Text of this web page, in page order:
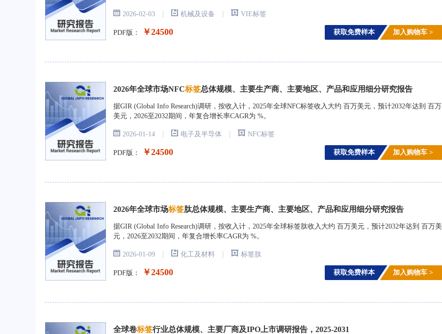
2026-02-03 | 机械及设备 | VIE标签
PDF版： ￥24500 获取免费样本 加入购物车 >
2026年全球市场NFC标签总体规模、主要生产商、主要地区、产品和应用细分研究报告
据GIR (Global Info Research)调研，按收入计，2025年全球NFC标签收入大约 百万美元，预计2032年达到 百万
美元，2026至2032期间，年复合增长率CAGR为 %。
2026-01-14 | 电子及半导体 | NFC标签
PDF版： ￥24500 获取免费样本 加入购物车 >
2026年全球市场标签肽总体规模、主要生产商、主要地区、产品和应用细分研究报告
据GIR (Global Info Research)调研，按收入计，2025年全球标签肽收入大约 百万美元，预计2032年达到 百万美
元，2026至2032期间，年复合增长率CAGR为 %。
2026-01-09 | 化工及材料 | 标签肽
PDF版： ￥24500 获取免费样本 加入购物车 >
全球卷标签行业总体规模、主要厂商及IPO上市调研报告，2025-2031